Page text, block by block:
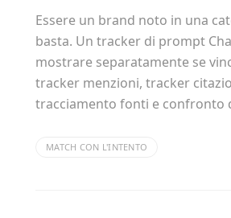
Essere un brand noto in una
basta. Un tracker di prompt
mostrare separatamente se
tracker menzioni, tracker
tracciamento fonti e confronto
MATCH CON L'INTENTO